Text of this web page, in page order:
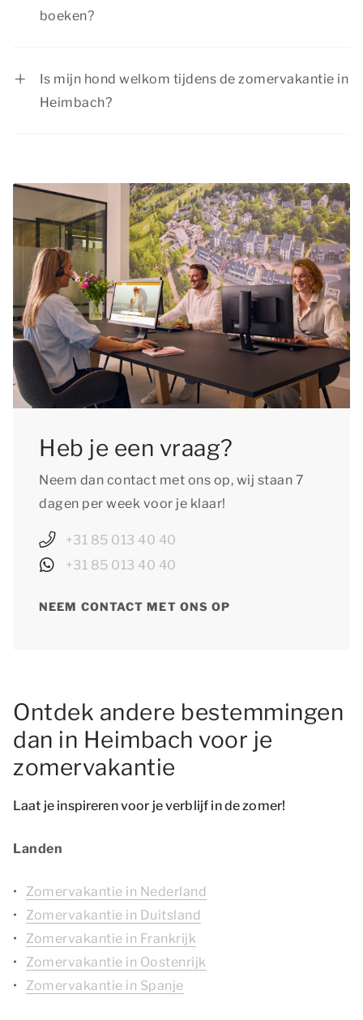
boeken?
van een verblijf in de accommodatie die volledig
aan jouw wensen voldoet en kun je uitkijken naar
een heerlijke zomer in Heimbach!
Is mijn hond welkom tijdens de zomervakantie in
Heimbach?
van onze accommodaties zijn huisdieren
toegestaan. Bekijk het accommodatietype van
jouw voorkeur om te zien of huisdieren hierin
welkom zijn. Het is verplicht je huisdier op te
geven bij het plaatsen van je reservering en aan
de huisdierentoeslag te voldoen.
Heb je een vraag?
Neem dan contact met ons op, wij staan 7
dagen per week voor je klaar!
+31 85 013 40 40
+31 85 013 40 40
NEEM CONTACT MET ONS OP
Ontdek andere bestemmingen
dan in Heimbach voor je
zomervakantie
Laat je inspireren voor je verblijf in de zomer!
Landen
Zomervakantie in Nederland
Zomervakantie in Duitsland
Zomervakantie in Frankrijk
Zomervakantie in Oostenrijk
Zomervakantie in Spanje